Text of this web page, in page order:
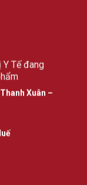
Tế đang
Xuân –